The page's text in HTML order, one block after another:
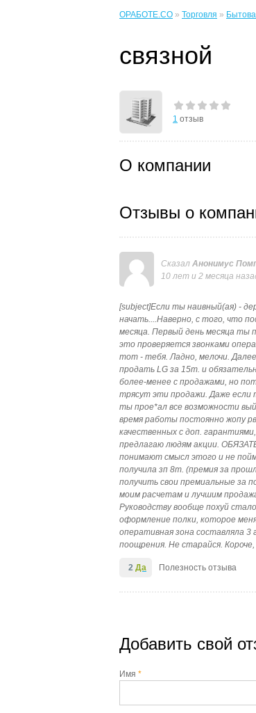
ОРАБОТЕ.CO » Торговля »
связной
1 отзыв
О компании
Отзывы о
Сказал Анонимус
10 лет и 2 месяца
[subject]Если ты наивный(ая) -
начать....Наверно, с того, что
месяца. Первый день месяца ты
это проверяется звонками
тот - тебя. Ладно, мелочи.
продать LG за 15т. и
более-менее с продажами, но
трясут эти продажи. Даже если
ты прое*ал все возможности
время работы постоянно жопу
качественных с доп.
предлагаю людям акции.
понимают смысл этого и не
получила зп 8т. (премия за
получить свои премиальные за
моим расчетам и лучшим
Руководству вообще похуй
оформление полки, которое
оперативная зона составляла 3
поощрения. Не старайся.
Полезность отзыва
2 Да
Добавить свой
Имя *